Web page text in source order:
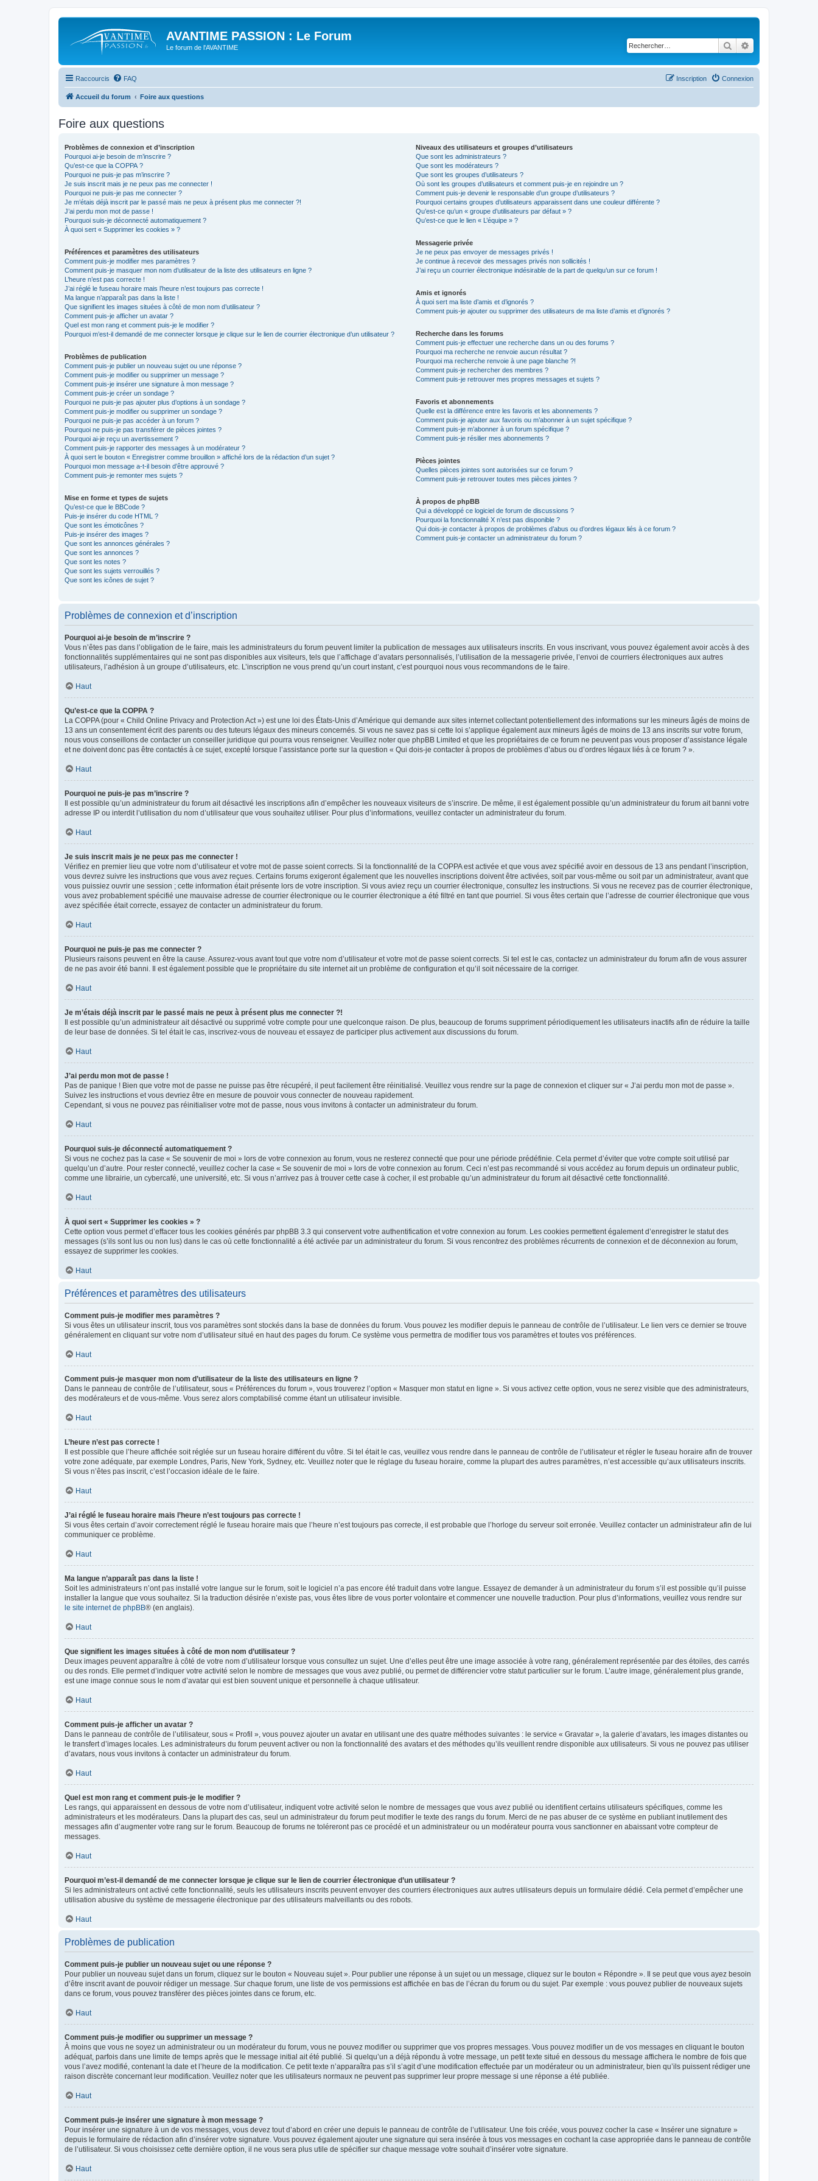
AVANTIME PASSION : Le Forum
Le forum de l'AVANTIME Rechercher
Raccourcis FAQ Connexion
Inscription
Accueil du forum Foire aux questions
Foire aux questions
Problèmes de connexion et d’inscription
Pourquoi ai-je besoin de m’inscrire ?
Qu’est-ce que la COPPA ?
Pourquoi ne puis-je pas m’inscrire ?
Je suis inscrit mais je ne peux pas me connecter !
Pourquoi ne puis-je pas me connecter ?
Je m’étais déjà inscrit par le passé mais ne peux à présent plus me connecter ?!
J’ai perdu mon mot de passe !
Pourquoi suis-je déconnecté automatiquement ?
À quoi sert « Supprimer les cookies » ?
Préférences et paramètres des utilisateurs
Comment puis-je modifier mes paramètres ?
Comment puis-je masquer mon nom d’utilisateur de la liste des utilisateurs en ligne ?
L’heure n’est pas correcte !
J’ai réglé le fuseau horaire mais l’heure n’est toujours pas correcte !
Ma langue n’apparaît pas dans la liste !
Que signifient les images situées à côté de mon nom d’utilisateur ?
Comment puis-je afficher un avatar ?
Quel est mon rang et comment puis-je le modifier ?
Pourquoi m’est-il demandé de me connecter lorsque je clique sur le lien de courrier électronique d’un utilisateur ?
Problèmes de publication
Comment puis-je publier un nouveau sujet ou une réponse ?
Comment puis-je modifier ou supprimer un message ?
Comment puis-je insérer une signature à mon message ?
Comment puis-je créer un sondage ?
Pourquoi ne puis-je pas ajouter plus d’options à un sondage ?
Comment puis-je modifier ou supprimer un sondage ?
Pourquoi ne puis-je pas accéder à un forum ?
Pourquoi ne puis-je pas transférer de pièces jointes ?
Pourquoi ai-je reçu un avertissement ?
Comment puis-je rapporter des messages à un modérateur ?
À quoi sert le bouton « Enregistrer comme brouillon » affiché lors de la rédaction d’un sujet ?
Pourquoi mon message a-t-il besoin d’être approuvé ?
Comment puis-je remonter mes sujets ?
Mise en forme et types de sujets
Qu’est-ce que le BBCode ?
Puis-je insérer du code HTML ?
Que sont les émoticônes ?
Puis-je insérer des images ?
Que sont les annonces générales ?
Que sont les annonces ?
Que sont les notes ?
Que sont les sujets verrouillés ?
Que sont les icônes de sujet ?
Niveaux des utilisateurs et groupes d’utilisateurs
Que sont les administrateurs ?
Que sont les modérateurs ?
Que sont les groupes d’utilisateurs ?
Où sont les groupes d’utilisateurs et comment puis-je en rejoindre un ?
Comment puis-je devenir le responsable d’un groupe d’utilisateurs ?
Pourquoi certains groupes d’utilisateurs apparaissent dans une couleur différente ?
Qu’est-ce qu’un « groupe d’utilisateurs par défaut » ?
Qu’est-ce que le lien « L’équipe » ?
Messagerie privée
Je ne peux pas envoyer de messages privés !
Je continue à recevoir des messages privés non sollicités !
J’ai reçu un courrier électronique indésirable de la part de quelqu’un sur ce forum !
Amis et ignorés
À quoi sert ma liste d’amis et d’ignorés ?
Comment puis-je ajouter ou supprimer des utilisateurs de ma liste d’amis et d’ignorés ?
Recherche dans les forums
Comment puis-je effectuer une recherche dans un ou des forums ?
Pourquoi ma recherche ne renvoie aucun résultat ?
Pourquoi ma recherche renvoie à une page blanche ?!
Comment puis-je rechercher des membres ?
Comment puis-je retrouver mes propres messages et sujets ?
Favoris et abonnements
Quelle est la différence entre les favoris et les abonnements ?
Comment puis-je ajouter aux favoris ou m’abonner à un sujet spécifique ?
Comment puis-je m’abonner à un forum spécifique ?
Comment puis-je résilier mes abonnements ?
Pièces jointes
Quelles pièces jointes sont autorisées sur ce forum ?
Comment puis-je retrouver toutes mes pièces jointes ?
À propos de phpBB
Qui a développé ce logiciel de forum de discussions ?
Pourquoi la fonctionnalité X n’est pas disponible ?
Qui dois-je contacter à propos de problèmes d’abus ou d’ordres légaux liés à ce forum ?
Comment puis-je contacter un administrateur du forum ?
Problèmes de connexion et d’inscription
Pourquoi ai-je besoin de m’inscrire ?
Vous n’êtes pas dans l’obligation de le faire, mais les administrateurs du forum peuvent limiter la publication de messages aux utilisateurs inscrits. En vous inscrivant, vous pouvez également avoir accès à des
fonctionnalités supplémentaires qui ne sont pas disponibles aux visiteurs, tels que l’affichage d’avatars personnalisés, l’utilisation de la messagerie privée, l’envoi de courriers électroniques aux autres
utilisateurs, l’adhésion à un groupe d’utilisateurs, etc. L’inscription ne vous prend qu’un court instant, c’est pourquoi nous vous recommandons de le faire.
Haut
Qu’est-ce que la COPPA ?
La COPPA (pour « Child Online Privacy and Protection Act ») est une loi des États-Unis d’Amérique qui demande aux sites internet collectant potentiellement des informations sur les mineurs âgés de moins de
13 ans un consentement écrit des parents ou des tuteurs légaux des mineurs concernés. Si vous ne savez pas si cette loi s’applique également aux mineurs âgés de moins de 13 ans inscrits sur votre forum,
nous vous conseillons de contacter un conseiller juridique qui pourra vous renseigner. Veuillez noter que phpBB Limited et que les propriétaires de ce forum ne peuvent pas vous proposer d’assistance légale
et ne doivent donc pas être contactés à ce sujet, excepté lorsque l’assistance porte sur la question « Qui dois-je contacter à propos de problèmes d’abus ou d’ordres légaux liés à ce forum ? ».
Haut
Pourquoi ne puis-je pas m’inscrire ?
Il est possible qu’un administrateur du forum ait désactivé les inscriptions afin d’empêcher les nouveaux visiteurs de s’inscrire. De même, il est également possible qu’un administrateur du forum ait banni votre
adresse IP ou interdit l’utilisation du nom d’utilisateur que vous souhaitez utiliser. Pour plus d’informations, veuillez contacter un administrateur du forum.
Haut
Je suis inscrit mais je ne peux pas me connecter !
Vérifiez en premier lieu que votre nom d’utilisateur et votre mot de passe soient corrects. Si la fonctionnalité de la COPPA est activée et que vous avez spécifié avoir en dessous de 13 ans pendant l’inscription,
vous devrez suivre les instructions que vous avez reçues. Certains forums exigeront également que les nouvelles inscriptions doivent être activées, soit par vous-même ou soit par un administrateur, avant que
vous puissiez ouvrir une session ; cette information était présente lors de votre inscription. Si vous aviez reçu un courrier électronique, consultez les instructions. Si vous ne recevez pas de courrier électronique,
vous avez probablement spécifié une mauvaise adresse de courrier électronique ou le courrier électronique a été filtré en tant que pourriel. Si vous êtes certain que l’adresse de courrier électronique que vous
avez spécifiée était correcte, essayez de contacter un administrateur du forum.
Haut
Pourquoi ne puis-je pas me connecter ?
Plusieurs raisons peuvent en être la cause. Assurez-vous avant tout que votre nom d’utilisateur et votre mot de passe soient corrects. Si tel est le cas, contactez un administrateur du forum afin de vous assurer
de ne pas avoir été banni. Il est également possible que le propriétaire du site internet ait un problème de configuration et qu’il soit nécessaire de la corriger.
Haut
Je m’étais déjà inscrit par le passé mais ne peux à présent plus me connecter ?!
Il est possible qu’un administrateur ait désactivé ou supprimé votre compte pour une quelconque raison. De plus, beaucoup de forums suppriment périodiquement les utilisateurs inactifs afin de réduire la taille
de leur base de données. Si tel était le cas, inscrivez-vous de nouveau et essayez de participer plus activement aux discussions du forum.
Haut
J’ai perdu mon mot de passe !
Pas de panique ! Bien que votre mot de passe ne puisse pas être récupéré, il peut facilement être réinitialisé. Veuillez vous rendre sur la page de connexion et cliquer sur « J’ai perdu mon mot de passe ».
Suivez les instructions et vous devriez être en mesure de pouvoir vous connecter de nouveau rapidement.
Cependant, si vous ne pouvez pas réinitialiser votre mot de passe, nous vous invitons à contacter un administrateur du forum.
Haut
Pourquoi suis-je déconnecté automatiquement ?
Si vous ne cochez pas la case « Se souvenir de moi » lors de votre connexion au forum, vous ne resterez connecté que pour une période prédéfinie. Cela permet d’éviter que votre compte soit utilisé par
quelqu’un d’autre. Pour rester connecté, veuillez cocher la case « Se souvenir de moi » lors de votre connexion au forum. Ceci n’est pas recommandé si vous accédez au forum depuis un ordinateur public,
comme une librairie, un cybercafé, une université, etc. Si vous n’arrivez pas à trouver cette case à cocher, il est probable qu’un administrateur du forum ait désactivé cette fonctionnalité.
Haut
À quoi sert « Supprimer les cookies » ?
Cette option vous permet d’effacer tous les cookies générés par phpBB 3.3 qui conservent votre authentification et votre connexion au forum. Les cookies permettent également d’enregistrer le statut des
messages (s’ils sont lus ou non lus) dans le cas où cette fonctionnalité a été activée par un administrateur du forum. Si vous rencontrez des problèmes récurrents de connexion et de déconnexion au forum,
essayez de supprimer les cookies.
Haut
Préférences et paramètres des utilisateurs
Comment puis-je modifier mes paramètres ?
Si vous êtes un utilisateur inscrit, tous vos paramètres sont stockés dans la base de données du forum. Vous pouvez les modifier depuis le panneau de contrôle de l’utilisateur. Le lien vers ce dernier se trouve
généralement en cliquant sur votre nom d’utilisateur situé en haut des pages du forum. Ce système vous permettra de modifier tous vos paramètres et toutes vos préférences.
Haut
Comment puis-je masquer mon nom d’utilisateur de la liste des utilisateurs en ligne ?
Dans le panneau de contrôle de l’utilisateur, sous « Préférences du forum », vous trouverez l’option « Masquer mon statut en ligne ». Si vous activez cette option, vous ne serez visible que des administrateurs,
des modérateurs et de vous-même. Vous serez alors comptabilisé comme étant un utilisateur invisible.
Haut
L’heure n’est pas correcte !
Il est possible que l’heure affichée soit réglée sur un fuseau horaire différent du vôtre. Si tel était le cas, veuillez vous rendre dans le panneau de contrôle de l’utilisateur et régler le fuseau horaire afin de trouver
votre zone adéquate, par exemple Londres, Paris, New York, Sydney, etc. Veuillez noter que le réglage du fuseau horaire, comme la plupart des autres paramètres, n’est accessible qu’aux utilisateurs inscrits.
Si vous n’êtes pas inscrit, c’est l’occasion idéale de le faire.
Haut
J’ai réglé le fuseau horaire mais l’heure n’est toujours pas correcte !
Si vous êtes certain d’avoir correctement réglé le fuseau horaire mais que l’heure n’est toujours pas correcte, il est probable que l’horloge du serveur soit erronée. Veuillez contacter un administrateur afin de lui
communiquer ce problème.
Haut
Ma langue n’apparaît pas dans la liste !
Soit les administrateurs n’ont pas installé votre langue sur le forum, soit le logiciel n’a pas encore été traduit dans votre langue. Essayez de demander à un administrateur du forum s’il est possible qu’il puisse
installer la langue que vous souhaitez. Si la traduction désirée n’existe pas, vous êtes libre de vous porter volontaire et commencer une nouvelle traduction. Pour plus d’informations, veuillez vous rendre sur
le site internet de phpBB® (en anglais).
Haut
Que signifient les images situées à côté de mon nom d’utilisateur ?
Deux images peuvent apparaître à côté de votre nom d’utilisateur lorsque vous consultez un sujet. Une d’elles peut être une image associée à votre rang, généralement représentée par des étoiles, des carrés
ou des ronds. Elle permet d’indiquer votre activité selon le nombre de messages que vous avez publié, ou permet de différencier votre statut particulier sur le forum. L’autre image, généralement plus grande,
est une image connue sous le nom d’avatar qui est bien souvent unique et personnelle à chaque utilisateur.
Haut
Comment puis-je afficher un avatar ?
Dans le panneau de contrôle de l’utilisateur, sous « Profil », vous pouvez ajouter un avatar en utilisant une des quatre méthodes suivantes : le service « Gravatar », la galerie d’avatars, les images distantes ou
le transfert d’images locales. Les administrateurs du forum peuvent activer ou non la fonctionnalité des avatars et des méthodes qu’ils veuillent rendre disponible aux utilisateurs. Si vous ne pouvez pas utiliser
d’avatars, nous vous invitons à contacter un administrateur du forum.
Haut
Quel est mon rang et comment puis-je le modifier ?
Les rangs, qui apparaissent en dessous de votre nom d’utilisateur, indiquent votre activité selon le nombre de messages que vous avez publié ou identifient certains utilisateurs spécifiques, comme les
administrateurs et les modérateurs. Dans la plupart des cas, seul un administrateur du forum peut modifier le texte des rangs du forum. Merci de ne pas abuser de ce système en publiant inutilement des
messages afin d’augmenter votre rang sur le forum. Beaucoup de forums ne toléreront pas ce procédé et un administrateur ou un modérateur pourra vous sanctionner en abaissant votre compteur de
messages.
Haut
Pourquoi m’est-il demandé de me connecter lorsque je clique sur le lien de courrier électronique d’un utilisateur ?
Si les administrateurs ont activé cette fonctionnalité, seuls les utilisateurs inscrits peuvent envoyer des courriers électroniques aux autres utilisateurs depuis un formulaire dédié. Cela permet d’empêcher une
utilisation abusive du système de messagerie électronique par des utilisateurs malveillants ou des robots.
Haut
Problèmes de publication
Comment puis-je publier un nouveau sujet ou une réponse ?
Pour publier un nouveau sujet dans un forum, cliquez sur le bouton « Nouveau sujet ». Pour publier une réponse à un sujet ou un message, cliquez sur le bouton « Répondre ». Il se peut que vous ayez besoin
d’être inscrit avant de pouvoir rédiger un message. Sur chaque forum, une liste de vos permissions est affichée en bas de l’écran du forum ou du sujet. Par exemple : vous pouvez publier de nouveaux sujets
dans ce forum, vous pouvez transférer des pièces jointes dans ce forum, etc.
Haut
Comment puis-je modifier ou supprimer un message ?
À moins que vous ne soyez un administrateur ou un modérateur du forum, vous ne pouvez modifier ou supprimer que vos propres messages. Vous pouvez modifier un de vos messages en cliquant le bouton
adéquat, parfois dans une limite de temps après que le message initial ait été publié. Si quelqu’un a déjà répondu à votre message, un petit texte situé en dessous du message affichera le nombre de fois que
vous l’avez modifié, contenant la date et l’heure de la modification. Ce petit texte n’apparaîtra pas s’il s’agit d’une modification effectuée par un modérateur ou un administrateur, bien qu’ils puissent rédiger une
raison discrète concernant leur modification. Veuillez noter que les utilisateurs normaux ne peuvent pas supprimer leur propre message si une réponse a été publiée.
Haut
Comment puis-je insérer une signature à mon message ?
Pour insérer une signature à un de vos messages, vous devez tout d’abord en créer une depuis le panneau de contrôle de l’utilisateur. Une fois créée, vous pouvez cocher la case « Insérer une signature »
depuis le formulaire de rédaction afin d’insérer votre signature. Vous pouvez également ajouter une signature qui sera insérée à tous vos messages en cochant la case appropriée dans le panneau de contrôle
de l’utilisateur. Si vous choisissez cette dernière option, il ne vous sera plus utile de spécifier sur chaque message votre souhait d’insérer votre signature.
Haut